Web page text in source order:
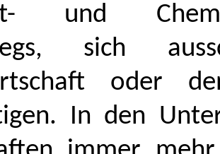
und
sich
oder
In den